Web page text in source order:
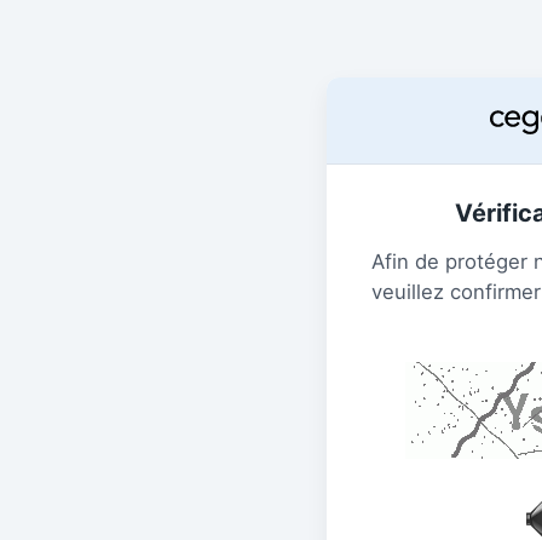
Afin de protéger
veuillez